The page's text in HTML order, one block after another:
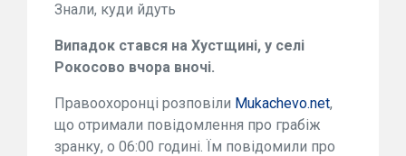
Знали, куди йдуть
Випадок стався на Хустщині, у селі
Рокосово вчора вночі.
Правоохоронці розповіли Мukachevo.net,
що отримали повідомлення про грабіж
зранку, о 06:00 годині. Їм повідомили про